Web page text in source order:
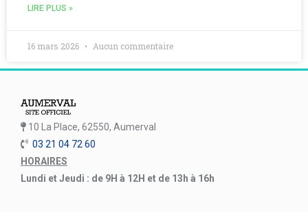
LIRE PLUS »
16 mars 2026 Aucun commentaire
10 La Place, 62550, Aumerval
03 21 04 72 60
HORAIRES
Lundi et Jeudi : de 9H à 12H et de 13h à 16h